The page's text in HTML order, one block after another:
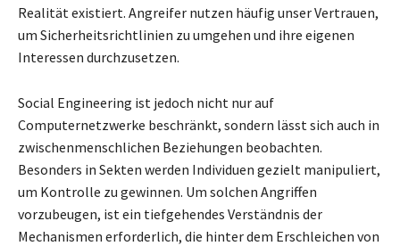
Realität existiert. Angreifer nutzen häufig unser Vertrauen,
um Sicherheitsrichtlinien zu umgehen und ihre eigenen
Interessen durchzusetzen.
Social Engineering ist jedoch nicht nur auf
Computernetzwerke beschränkt, sondern lässt sich auch in
zwischenmenschlichen Beziehungen beobachten.
Besonders in Sekten werden Individuen gezielt manipuliert,
um Kontrolle zu gewinnen. Um solchen Angriffen
vorzubeugen, ist ein tiefgehendes Verständnis der
Mechanismen erforderlich, die hinter dem Erschleichen von